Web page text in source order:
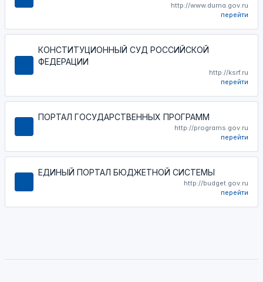
http://www.duma.gov.ru
перейти
КОНСТИТУЦИОННЫЙ СУД РОССИЙСКОЙ
ФЕДЕРАЦИИ
http://ksrf.ru
перейти
ПОРТАЛ ГОСУДАРСТВЕННЫХ ПРОГРАММ
http://programs.gov.ru
перейти
ЕДИНЫЙ ПОРТАЛ БЮДЖЕТНОЙ СИСТЕМЫ
http://budget.gov.ru
перейти